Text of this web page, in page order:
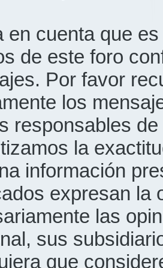
en cuenta que
de este foro
Por favor
los
responsables
la
información
expresan la
las
sus
que